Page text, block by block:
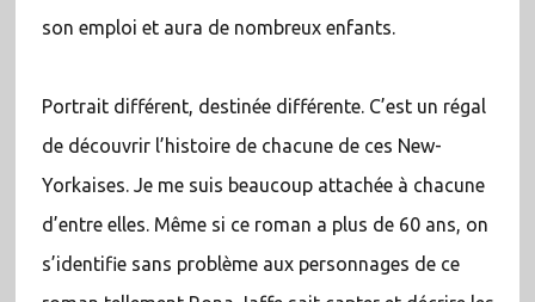
son emploi et aura de nombreux enfants.
Portrait différent, destinée différente. C’est un régal
de découvrir l’histoire de chacune de ces New-
Yorkaises. Je me suis beaucoup attachée à chacune
d’entre elles. Même si ce roman a plus de 60 ans, on
s’identifie sans problème aux personnages de ce